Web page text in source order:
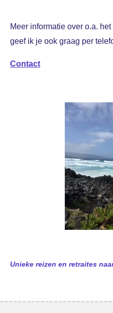
Meer informatie over o.a.
geef ik je ook graag per
Contact
Unieke reizen en retraites